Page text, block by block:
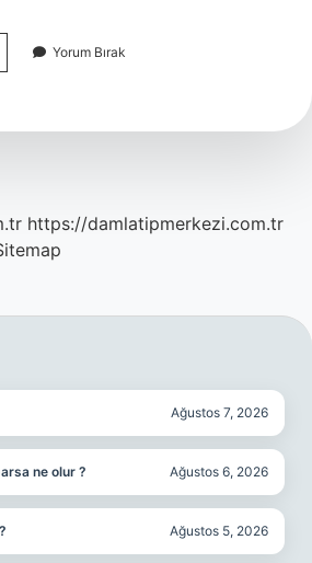
Yorum Bırak
https://damlatipmerkezi.com.tr
Ağustos 7, 2026
ne olur ? Ağustos 6, 2026
Ağustos 5, 2026